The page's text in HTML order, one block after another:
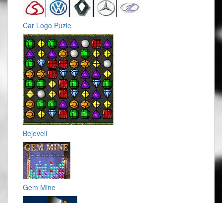
Car Logo Puzle
Bejevell
Gem Mine